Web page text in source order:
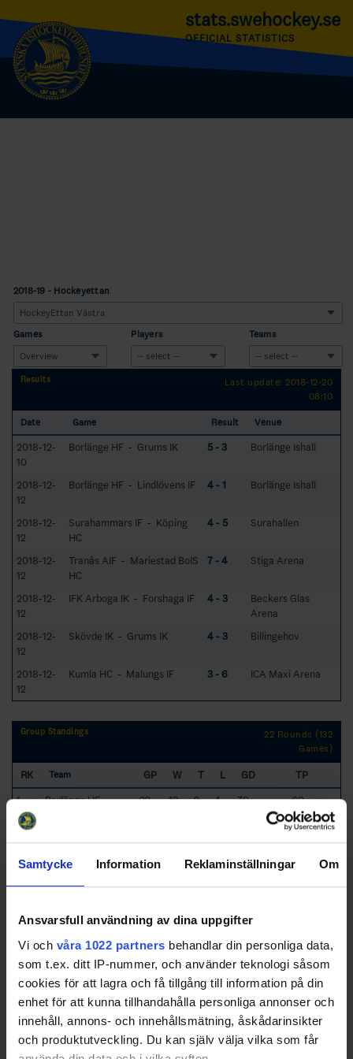
Samtycke Information Reklaminställningar Om
Ansvarsfull användning av dina uppgifter
Vi och våra 1022 partners behandlar din personliga data,
som t.ex. ditt IP-nummer, och använder teknologi såsom
cookies för att lagra och få tillgång till information på din
enhet för att kunna tillhandahålla personliga annonser och
innehåll, annons- och innehållsmätning, åskådarinsikter
och produktutveckling. Du kan själv välja vilka som får
stats.swehockey.se
OFFICIAL STATISTICS
2018-19 - Hockeyettan
Games Players Teams
Results
Last update: 2018-12-20
08:10
Date Game Result Venue
2018-12-
10
Borlänge HF - Grums IK 5 - 3 Borlänge Ishall
2018-12-
12
Borlänge HF - Lindlövens IF 4 - 1 Borlänge Ishall
2018-12-
12
Surahammars IF - Köping
HC
4 - 5 Surahallen
2018-12-
12
Tranås AIF - Mariestad BoIS
HC
7 - 4 Stiga Arena
2018-12-
12
IFK Arboga IK - Forshaga IF 4 - 3
Beckers Glas
Arena
2018-12-
12
Skövde IK - Grums IK 4 - 3 Billingehov
2018-12-
12
Kumla HC - Malungs IF 3 - 6 ICA Maxi Arena
Group Standings
22 Rounds (132
Games)
RK Team GP W T L GD
TP
1
Borlänge HF 22 19 2 1 70
60
2
53
3
Mariestad BoIS HC 22 14 4 4 28
47
4
Köping HC 22 7 6 10
37
5
Grums IK 22 10 3 9 -6 34
6 IFK Arboga IK 22 10 3 9 -6
34
7
Malungs IF 22 8 3 11 -6
30
9
Skövde IK 22 5 6 11 -20
26
10
Kumla HC 22 7 1 14 -25
22